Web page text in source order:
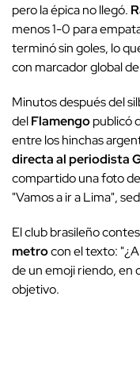
pero la épica no llegó.
menos 1-0 para
terminó sin goles, lo
con marcador global
Minutos después del
delFlamengopublicó
entre los hinchas
directa al periodista
compartido una foto
"Vamos a ir a Lima",
El club brasileño
metrocon el texto:
de un emoji riendo, en
objetivo.